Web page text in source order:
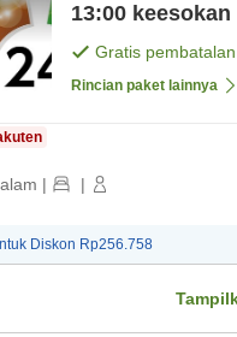
13:00
24 jam [Kamar
Gratis
Rincian paket lainnya
| |
Diskon Rp256.758